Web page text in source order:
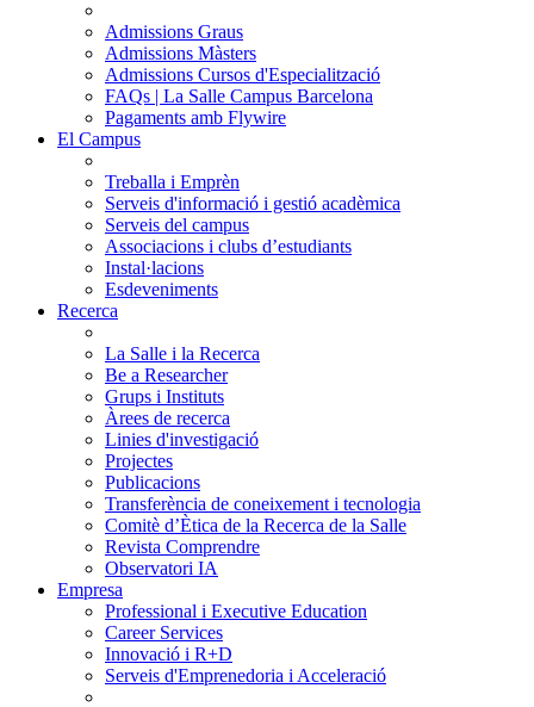
Admissions Graus
Admissions Màsters
Admissions Cursos d'Especialització
FAQs | La Salle Campus Barcelona
Pagaments amb Flywire
El Campus
Treballa i Emprèn
Serveis d'informació i gestió acadèmica
Serveis del campus
Associacions i clubs d’estudiants
Instal·lacions
Esdeveniments
Recerca
La Salle i la Recerca
Be a Researcher
Grups i Instituts
Àrees de recerca
Linies d'investigació
Projectes
Publicacions
Transferència de coneixement i tecnologia
Comitè d’Ètica de la Recerca de la Salle
Revista Comprendre
Observatori IA
Empresa
Professional i Executive Education
Career Services
Innovació i R+D
Serveis d'Emprenedoria i Acceleració